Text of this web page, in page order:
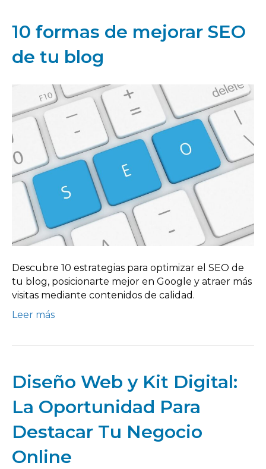
10 formas de mejorar SEO
de tu blog
Descubre 10 estrategias para optimizar el SEO de
tu blog, posicionarte mejor en Google y atraer más
visitas mediante contenidos de calidad.
Leer más
Diseño Web y Kit Digital:
La Oportunidad Para
Destacar Tu Negocio
Online